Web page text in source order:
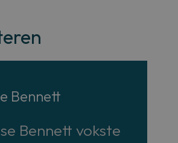
Bennett
Bennett vokste